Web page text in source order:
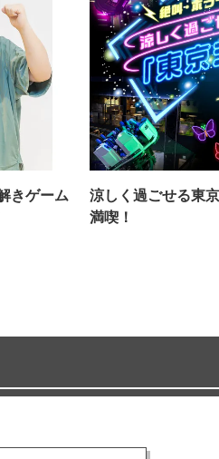
きゲーム
涼しく過ごせる東
満喫！